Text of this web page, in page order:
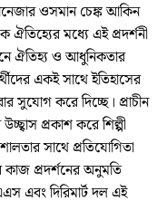
ওসমান চেঙ্ক আকিন
মধ্যে এই প্রদর্শনী
ঐতিহ্য ও আধুনিকতার
একই সাথে ইতিহাসের
সুযোগ করে দিচ্ছে। প্রাচীন
প্রকাশ করে শিল্পী
সাথে প্রতিযোগিতা
প্রদর্শনের অনুমতি
এবং দিরিমার্ট দল এই